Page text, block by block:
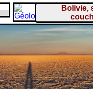
Bolivie,